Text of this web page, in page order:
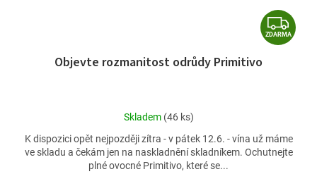
Z
D
ZDARMA
Objevte rozmanitost odrůdy Primitivo
Průměrné
produktu
je
4,6
Skladem (46 ks)
K dispozici opět nejpozději zítra - v pátek 12.6. - vína už máme
ve skladu a čekám jen na naskladnění skladníkem. Ochutnejte
plné ovocné Primitivo, které se...